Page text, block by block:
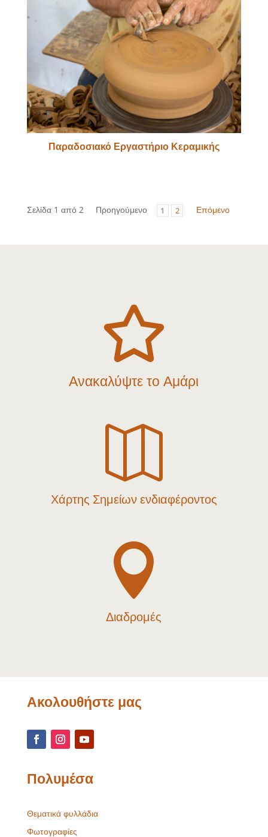
Παραδοσιακό Εργαστήριο Κεραμικής
Σελίδα 1 από 2 Προηγούμενο 1 2 Επόμενο

Ανακαλύψτε το Αμάρι

Χάρτης Σημείων ενδιαφέροντος

Διαδρομές
Ακολουθήστε μας
Πολυμέσα
Θεματικά φυλλάδια
Φωτογραφίες